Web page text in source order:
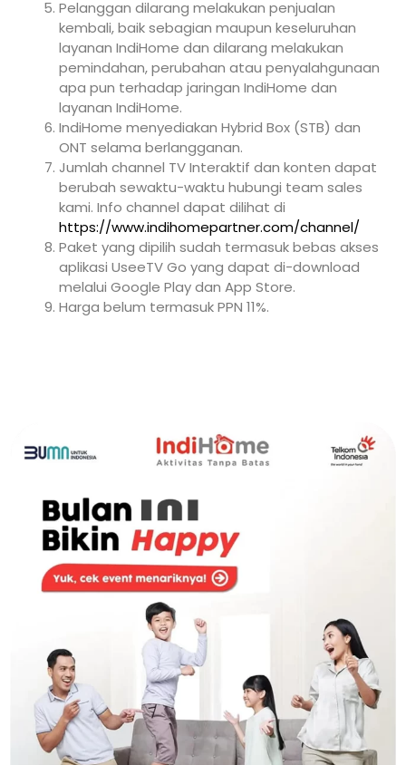
Pelanggan dilarang melakukan penjualan
kembali, baik sebagian maupun keseluruhan
layanan IndiHome dan dilarang melakukan
pemindahan, perubahan atau penyalahgunaan
apa pun terhadap jaringan IndiHome dan
layanan IndiHome.
IndiHome menyediakan Hybrid Box (STB) dan
ONT selama berlangganan.
Jumlah channel TV Interaktif dan konten dapat
berubah sewaktu-waktu hubungi team sales
kami. Info channel dapat dilihat di
https://www.indihomepartner.com/channel/
Paket yang dipilih sudah termasuk bebas akses
aplikasi UseeTV Go yang dapat di-download
melalui Google Play dan App Store.
Harga belum termasuk PPN 11%.